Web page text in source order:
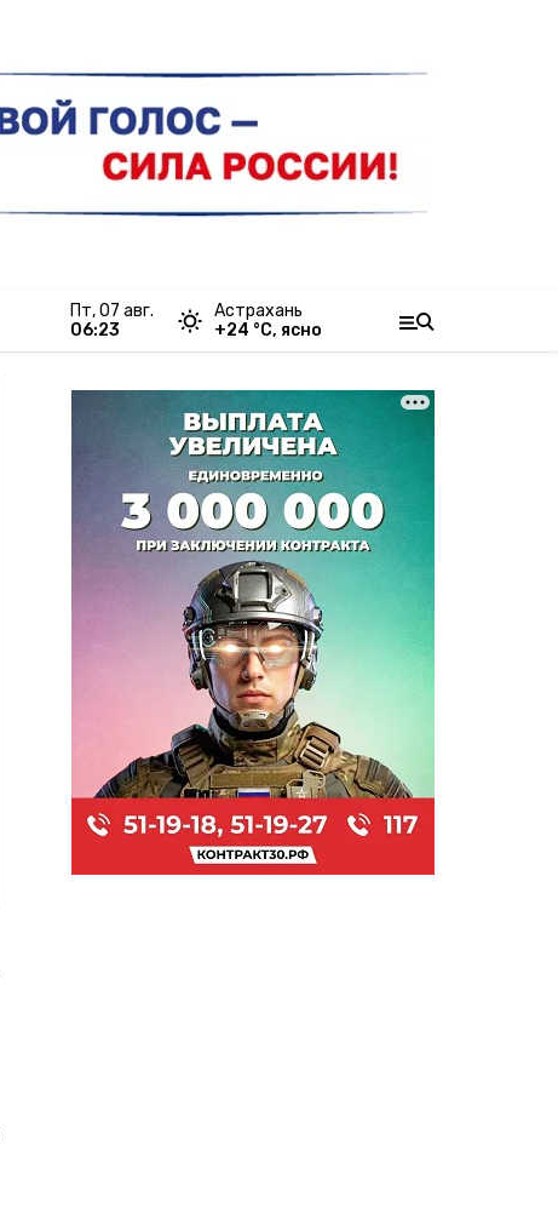
пт, 07 авг.
06:23
Астрахань
+24 °С, ясно